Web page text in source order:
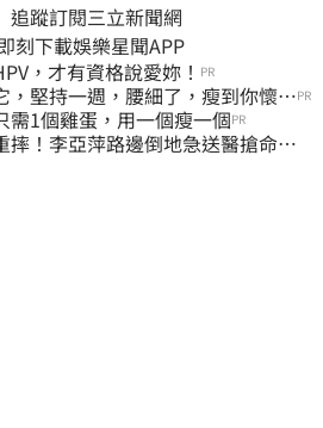
蹤訂閱三立新聞網
手掌握明星動態 即刻下載娛樂星聞APP
，才有資格說愛妳！ PR
，堅持一週，腰細了，瘦到你懷疑PR
需1個雞蛋，用一個瘦一個PR
摔！李亞萍路邊倒地急送醫搶命